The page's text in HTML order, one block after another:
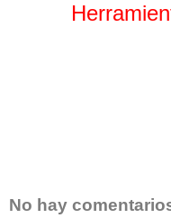
No hay